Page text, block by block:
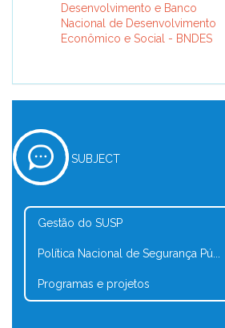
Desenvolvimento e Banco
Nacional de Desenvolvimento
Econômico e Social - BNDES
SUBJECT
Gestão do SUSP
Política Nacional de Segurança Pú...
Programas e projetos